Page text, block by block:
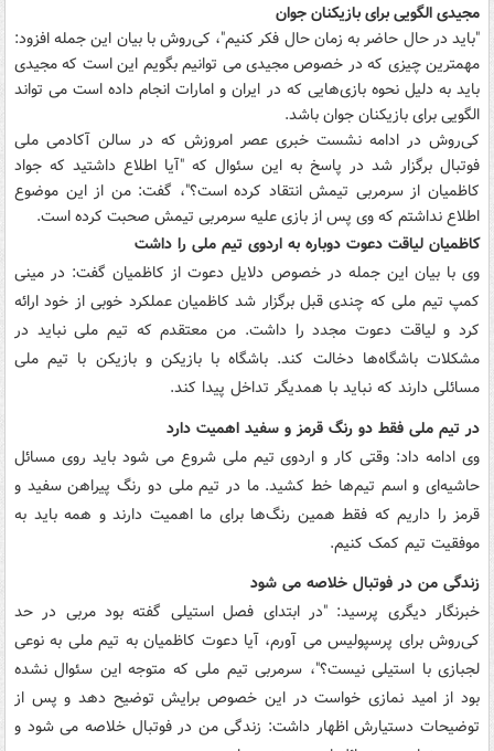
مجیدی الگویی برای بازیکنان جوان
"باید در حال حاضر به زمان حال فکر کنیم"، کی‌روش با بیان این جمله افزود:
مهمترین چیزی که در خصوص مجیدی می توانیم بگویم این است که مجیدی
باید به دلیل نحوه بازی‌هایی که در ایران و امارات انجام داده است می تواند
الگویی برای بازیکنان جوان باشد.
کی‌روش در ادامه نشست خبری عصر ‏امروزش که در سالن آکادمی ملی
فوتبال برگزار شد در پاسخ به این سئوال ‏که "آیا اطلاع داشتید که جواد
کاظمیان از سرمربی تیمش انتقاد کرده است؟"، گفت: من از این ‏موضوع
اطلاع نداشتم که وی پس از بازی علیه سرمربی تیمش صحبت ‏کرده است.
کاظمیان لیاقت دعوت دوباره به اردوی تیم ملی را داشت
وی با بیان این جمله در خصوص دلایل دعوت از کاظمیان گفت: در مینی
کمپ تیم ملی که چندی قبل برگزار شد کاظمیان عملکرد ‏خوبی از خود ارائه
کرد و لیاقت دعوت مجدد را داشت. من معتقدم که تیم ‏ملی نباید در
مشکلات باشگاه‌ها دخالت کند. باشگاه با بازیکن و بازیکن با ‏تیم ملی
مسائلی دارند که نباید با همدیگر تداخل پیدا کند.
در تیم ملی فقط دو رنگ قرمز و سفید اهمیت دارد
وی ادامه داد: وقتی کار و اردوی تیم ملی شروع می شود باید روی مسائل
‏حاشیه‌ای و اسم تیم‌ها خط کشید. ما در تیم ملی دو رنگ پیراهن سفید و
‏قرمز را داریم که فقط همین رنگ‌ها برای ما اهمیت دارند و همه باید به
‏موفقیت تیم کمک کنیم.
زندگی من در فوتبال خلاصه می شود
خبرنگار دیگری پرسید: "در ابتدای فصل استیلی گفته بود مربی در حد
کی‌‏روش برای پرسپولیس می آورم، آیا دعوت کاظمیان به تیم ملی به نوعی
‏لجبازی با استیلی نیست؟"، سرمربی تیم ملی که متوجه این سئوال نشده
بود از ‏امید نمازی خواست در این خصوص برایش توضیح دهد و پس از
‏توضیحات دستیارش اظهار داشت: زندگی من در فوتبال خلاصه می شود و